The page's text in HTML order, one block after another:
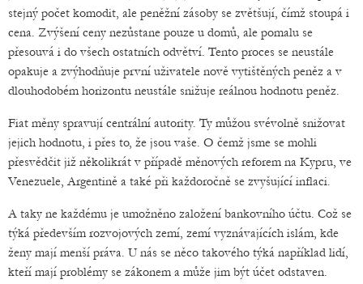
stejný počet komodit, ale peněžní zásoby se zvětšují, čímž stoupá i
cena. Zvýšení ceny nezůstane pouze u domů, ale pomalu se
přesouvá i do všech ostatních odvětví. Tento proces se neustále
opakuje a zvýhodňuje první uživatele nově vytištěných peněz a v
dlouhodobém horizontu neustále snižuje reálnou hodnotu peněz.
Fiat měny spravují centrální autority. Ty můžou svévolně snižovat
jejich hodnotu, i přes to, že jsou vaše. O čemž jsme se mohli
přesvědčit již několikrát v případě měnových reforem na Kypru, ve
Venezuele, Argentině a také při každoročně se zvyšující inflaci.
A taky ne každému je umožněno založení bankovního účtu. Což se
týká především rozvojových zemí, zemí vyznávajících islám, kde
ženy mají menší práva. U nás se něco takového týká například lidí,
kteří mají problémy se zákonem a může jim být účet odstaven.